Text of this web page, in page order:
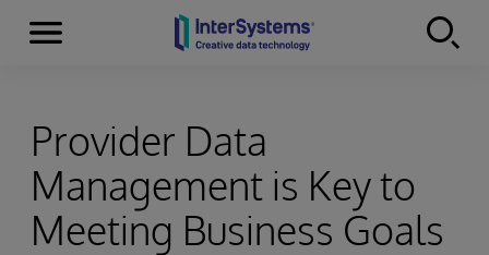
Skip to content
Menu
Provider Data
Management is Key to
Meeting Business Goals